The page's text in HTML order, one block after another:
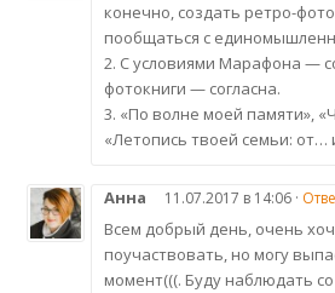
конечно, создать ретро-
пообщаться с
2. С условиями Марафона —
фотокниги — согласна.
3. «По волне моей памяти»,
«Летопись твоей семьи: от…
Анна 11.07.2017 в 14:06 ·
Всем добрый день, очень
поучаствовать, но могу
момент(((. Буду наблюдать